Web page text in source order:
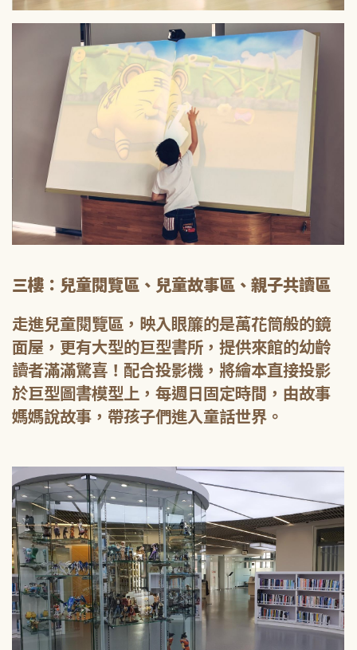
三樓：兒童閱覽區、兒童故事區、親子共讀區
走進兒童閱覽區，映入眼簾的是萬花筒般的鏡
面屋，更有大型的巨型書所，提供來館的幼齡
讀者滿滿驚喜！配合投影機，將繪本直接投影
於巨型圖書模型上，每週日固定時間，由故事
媽媽說故事，帶孩子們進入童話世界。